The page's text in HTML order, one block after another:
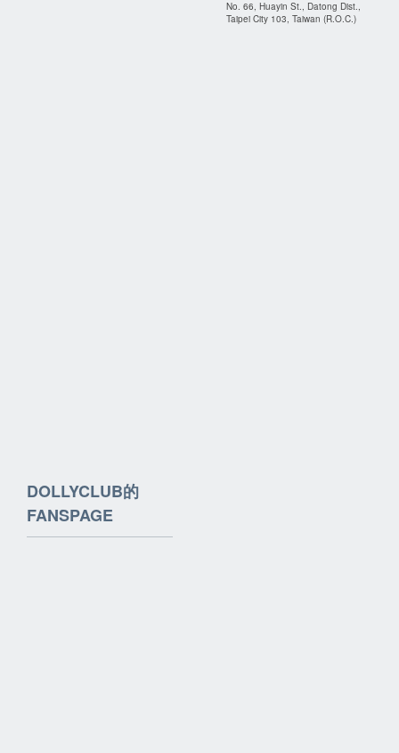
No. 66, Huayin St., Datong Dist.,
Taipei City 103, Taiwan (R.O.C.)
DOLLYCLUB的
FANSPAGE